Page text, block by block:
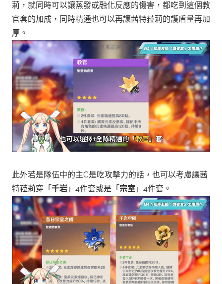
莉，就同時可以讓蒸發或融化反應的傷害，都吃到這個教
官套的加成，同時精通也可以再讓茜特菈莉的護盾量再加
厚。
此外若是隊伍中的主C是吃攻擊力的話，也可以考慮讓茜
特菈莉穿「 千岩 」4件套或是「 宗室 」4件套。